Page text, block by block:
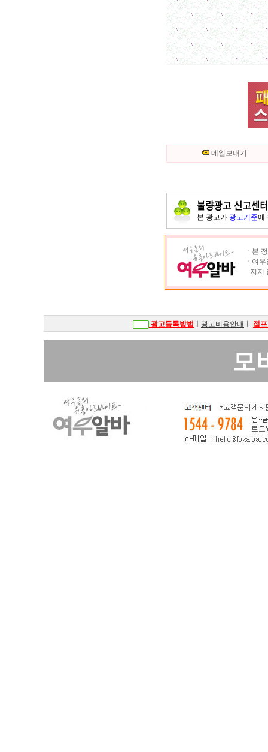
메일보내기
본 광고가 광고기준에
ㆍ본
ㆍ여
지지
광고등록방법 광고비용안내 점
모